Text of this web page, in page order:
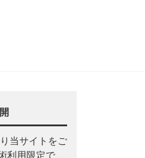
当サイトをご
利用限定で